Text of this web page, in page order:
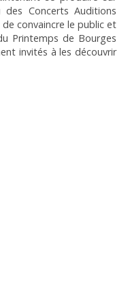
Concerts Auditions
de convaincre le public et
Printemps de Bourges
invités à les découvrir